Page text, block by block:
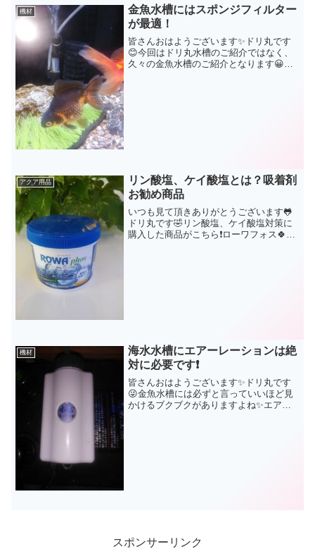
ね😅暖房がガンガン付いている真冬の部
屋に置いている水槽であれば...
機材
金魚水槽にはスポンジフィルター
が最適！
皆さんおはようございます✨ドリ丸です
😊今回はドリ丸水槽のご紹介ではなく、
久々の金魚水槽のご紹介となります😀ド
アクア用品
リン酸塩、ケイ酸塩とは？吸着剤
お勧め商品
いつも見て頂きありがとうございます🐸
ドリ丸です🤣リン酸塩、ケイ酸塩対策に
購入した商品がこちら❗ローワフォス🍀各
機材
海水水槽にエアーレーションは絶
対に必要です❗
皆さんおはようございます✨ドリ丸です
😜金魚水槽には必ずと言っていいほど見
かけるブクブクがありますよね✨エアー
スポンサーリンク